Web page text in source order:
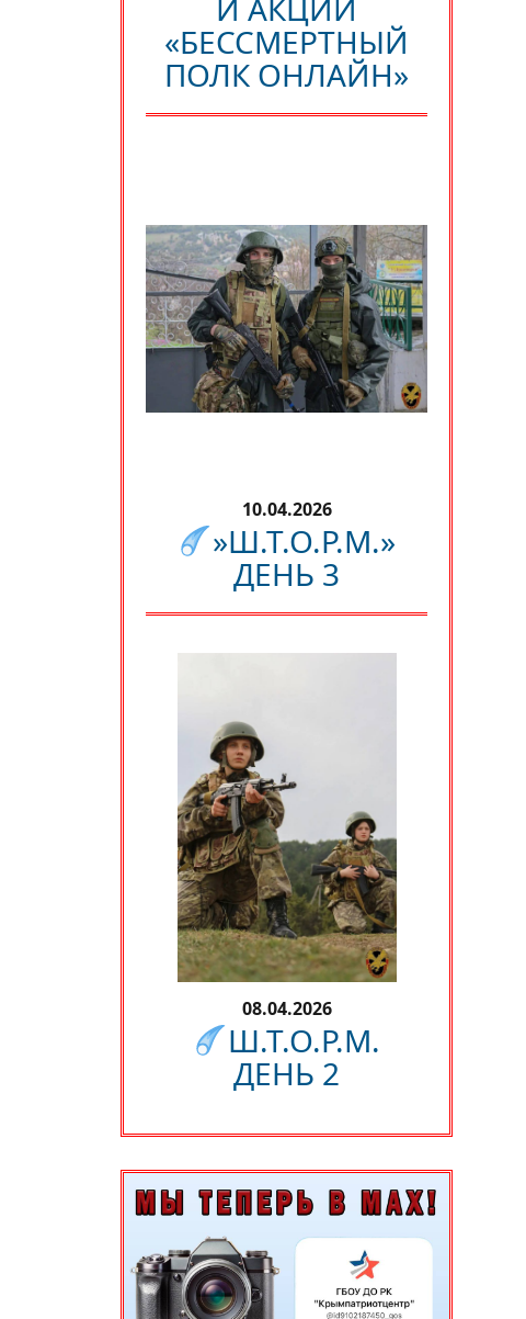
Й АКЦИИ
«БЕССМЕРТНЫЙ
ПОЛК ОНЛАЙН»
10.04.2026
»Ш.Т.О.Р.М.»
ДЕНЬ 3
08.04.2026
Ш.Т.О.Р.М.
ДЕНЬ 2